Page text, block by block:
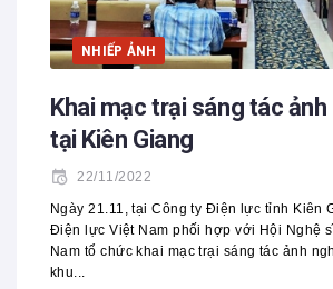
NHIẾP ẢNH
Khai mạc trại sáng tác
tại Kiên Giang
22/11/2022
Ngày 21.11, tại Công ty Điện lực tỉnh Kiên
Điện lực Việt Nam phối hợp với Hội Nghệ
Nam tổ chức khai mạc trại sáng tác ảnh
khu...